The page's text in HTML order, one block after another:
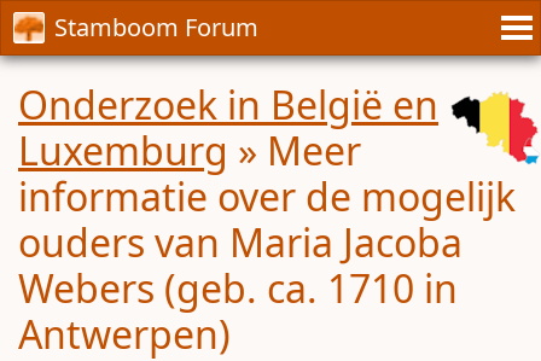
Stamboom Forum
Onderzoek in België en
Luxemburg » Meer
informatie over de mogelijk
ouders van Maria Jacoba
Webers (geb. ca. 1710 in
Antwerpen)